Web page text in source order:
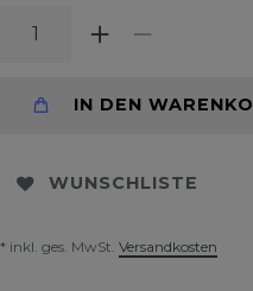
IN DEN
WUNSCHLISTE
* inkl. ges. MwSt. Versandkosten